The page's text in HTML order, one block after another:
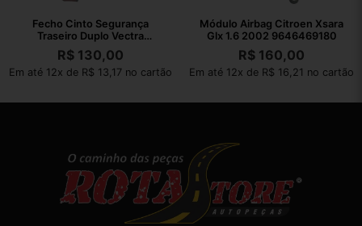
Fecho Cinto Segurança
Traseiro Duplo Vectra
Collection 2011
R$ 130,00
Em até 12x de R$ 13,17 no cartão
Módulo Airbag Citroen Xsara
Glx 1.6 2002 9646469180
R$ 160,00
Em até 12x de R$ 16,21 no cartão